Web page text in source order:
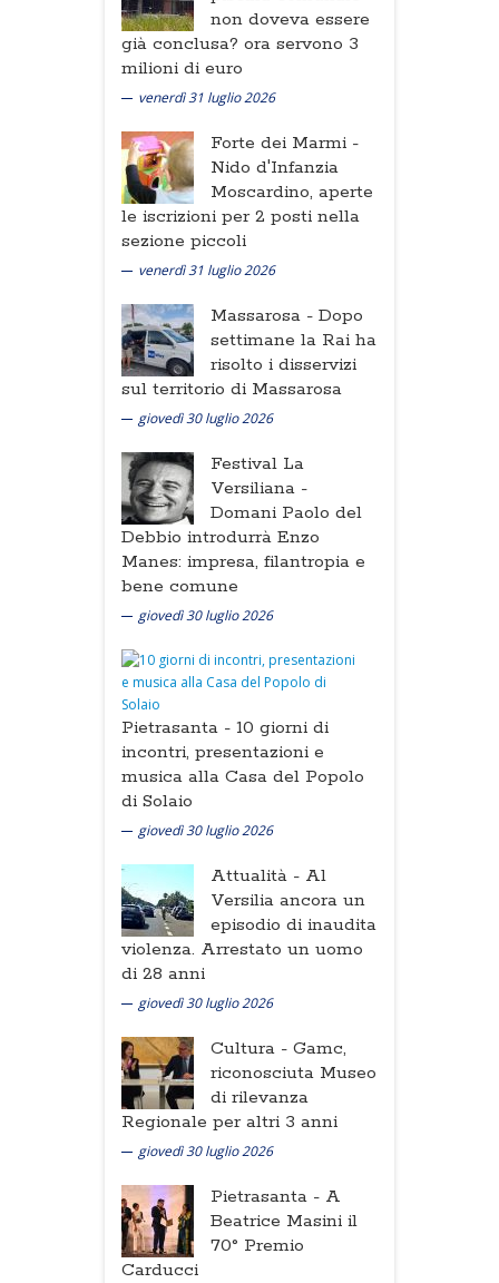
non doveva essere
già conclusa? ora servono 3
milioni di euro
venerdì 31 luglio 2026
Forte dei Marmi -
Nido d'Infanzia
Moscardino, aperte
le iscrizioni per 2 posti nella
sezione piccoli
venerdì 31 luglio 2026
Massarosa - Dopo
settimane la Rai ha
risolto i disservizi
sul territorio di Massarosa
giovedì 30 luglio 2026
Festival La
Versiliana -
Domani Paolo del
Debbio introdurrà Enzo
Manes: impresa, filantropia e
bene comune
giovedì 30 luglio 2026
Pietrasanta - 10 giorni di
incontri, presentazioni e
musica alla Casa del Popolo
di Solaio
giovedì 30 luglio 2026
Attualità - Al
Versilia ancora un
episodio di inaudita
violenza. Arrestato un uomo
di 28 anni
giovedì 30 luglio 2026
Cultura - Gamc,
riconosciuta Museo
di rilevanza
Regionale per altri 3 anni
giovedì 30 luglio 2026
Pietrasanta - A
Beatrice Masini il
70° Premio
Carducci